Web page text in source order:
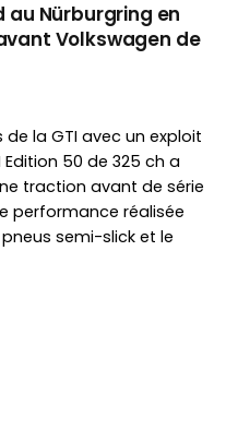
au Nürburgring en
Volkswagen de
la GTI avec un exploit
50 de 325 ch a
traction avant de série
performance réalisée
semi-slick et le